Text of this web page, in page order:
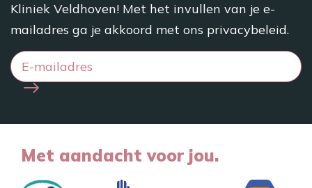
Kliniek Veldhoven! Met het invullen van je e-
mailadres ga je akkoord met ons privacybeleid.
Met aandacht voor jou.